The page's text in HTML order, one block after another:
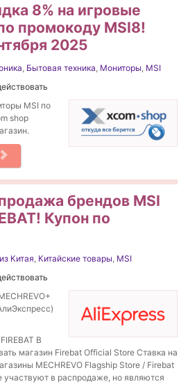
8% на игровые
промокоду MSI8!
2025
Бытовая техника Мониторы MSI
MSI по
shop
брендов MSI
Купон по
Китая Китайские товары MSI
В
магазин Firebat Official Store Ставка на
MECHREVO Flagship Store / Firebat
участвуют в распродаже, но являются